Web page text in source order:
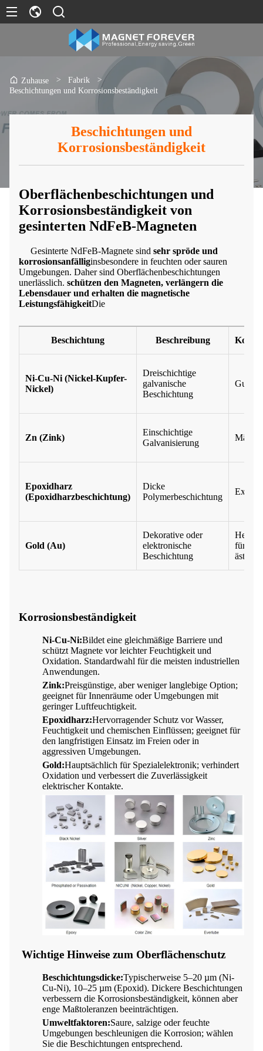
Zuhause > Fabrik
>
Beschichtungen und Korrosionsbeständigkeit
Beschichtungen und
Korrosionsbeständigkeit
Oberflächenbeschichtungen und
Korrosionsbeständigkeit von
gesinterten NdFeB-Magneten
Gesinterte NdFeB-Magnete sind sehr spröde und
korrosionsanfälliginsbesondere in feuchten oder sauren
Umgebungen. Daher sind Oberflächenbeschichtungen
unerlässlich. schützen den Magneten, verlängern die
Lebensdauer und erhalten die magnetische
LeistungsfähigkeitDie
Beschichtung Beschreibung
Ni-Cu-Ni (Nickel-Kupfer-
Nickel)
Dreischichtige
galvanische
Beschichtung
Gut
Zn (Zink)
Einschichtige
Galvanisierung
Mäßig
Epoxidharz
(Epoxidharzbeschichtung)
Dicke
Polymerbeschichtung
Gold (Au)
Dekorative oder
elektronische
Beschichtung
für
Korrosionsbeständigkeit
Ni-Cu-Ni:Bildet eine gleichmäßige Barriere und
schützt Magnete vor leichter Feuchtigkeit und
Oxidation. Standardwahl für die meisten industriellen
Anwendungen.
Zink:Preisgünstige, aber weniger langlebige Option;
geeignet für Innenräume oder Umgebungen mit
geringer Luftfeuchtigkeit.
Epoxidharz:Hervorragender Schutz vor Wasser,
Feuchtigkeit und chemischen Einflüssen; geeignet für
den langfristigen Einsatz im Freien oder in
aggressiven Umgebungen.
Gold:Hauptsächlich für Spezialelektronik; verhindert
Oxidation und verbessert die Zuverlässigkeit
elektrischer Kontakte.
Wichtige Hinweise zum Oberflächenschutz
Beschichtungsdicke:Typischerweise 5–20 µm (Ni-
Cu-Ni), 10–25 µm (Epoxid). Dickere Beschichtungen
verbessern die Korrosionsbeständigkeit, können aber
enge Maßtoleranzen beeinträchtigen.
Umweltfaktoren:Saure, salzige oder feuchte
Umgebungen beschleunigen die Korrosion; wählen
Sie die Beschichtungen entsprechend.